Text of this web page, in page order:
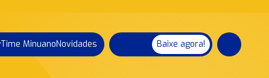
Time MinuanoNovidades Baixe agora!